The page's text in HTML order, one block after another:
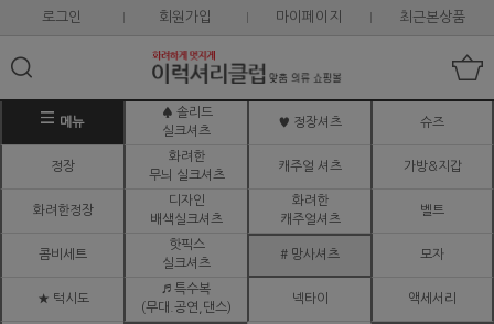
로그인 회원가입 마이페이지 최근본상품
메뉴
♠ 솔리드
실크셔츠
♥ 정장셔츠 슈즈
정장
화려한
무늬 실크셔츠
캐주얼 셔츠 가방&지갑
화려한정장
디자인
배색실크셔츠
화려한
캐주얼셔츠
벨트
콤비세트
핫픽스
실크셔츠
# 망사셔츠 모자
★ 턱시도
♬ 특수복
(무대.공연,댄스)
넥타이 액세서리